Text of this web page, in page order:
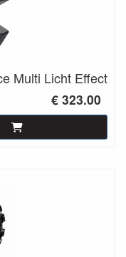
Multi Licht Effect
€ 323.00